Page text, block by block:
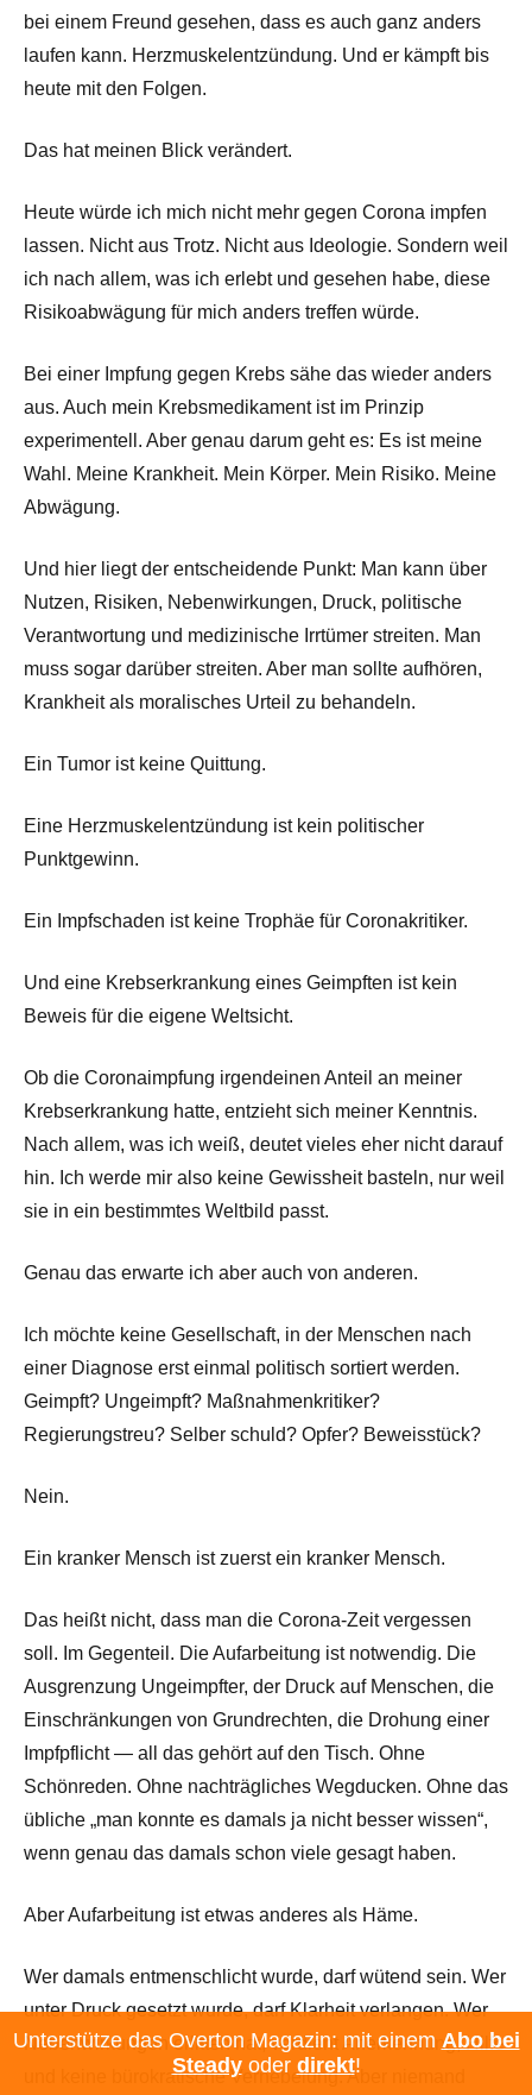
bei einem Freund gesehen, dass es auch ganz anders
laufen kann. Herzmuskelentzündung. Und er kämpft bis
heute mit den Folgen.
Das hat meinen Blick verändert.
Heute würde ich mich nicht mehr gegen Corona impfen
lassen. Nicht aus Trotz. Nicht aus Ideologie. Sondern weil
ich nach allem, was ich erlebt und gesehen habe, diese
Risikoabwägung für mich anders treffen würde.
Bei einer Impfung gegen Krebs sähe das wieder anders
aus. Auch mein Krebsmedikament ist im Prinzip
experimentell. Aber genau darum geht es: Es ist meine
Wahl. Meine Krankheit. Mein Körper. Mein Risiko. Meine
Abwägung.
Und hier liegt der entscheidende Punkt: Man kann über
Nutzen, Risiken, Nebenwirkungen, Druck, politische
Verantwortung und medizinische Irrtümer streiten. Man
muss sogar darüber streiten. Aber man sollte aufhören,
Krankheit als moralisches Urteil zu behandeln.
Ein Tumor ist keine Quittung.
Eine Herzmuskelentzündung ist kein politischer
Punktgewinn.
Ein Impfschaden ist keine Trophäe für Coronakritiker.
Und eine Krebserkrankung eines Geimpften ist kein
Beweis für die eigene Weltsicht.
Ob die Coronaimpfung irgendeinen Anteil an meiner
Krebserkrankung hatte, entzieht sich meiner Kenntnis.
Nach allem, was ich weiß, deutet vieles eher nicht darauf
hin. Ich werde mir also keine Gewissheit basteln, nur weil
sie in ein bestimmtes Weltbild passt.
Genau das erwarte ich aber auch von anderen.
Ich möchte keine Gesellschaft, in der Menschen nach
einer Diagnose erst einmal politisch sortiert werden.
Geimpft? Ungeimpft? Maßnahmenkritiker?
Regierungstreu? Selber schuld? Opfer? Beweisstück?
Nein.
Ein kranker Mensch ist zuerst ein kranker Mensch.
Das heißt nicht, dass man die Corona-Zeit vergessen
soll. Im Gegenteil. Die Aufarbeitung ist notwendig. Die
Ausgrenzung Ungeimpfter, der Druck auf Menschen, die
Einschränkungen von Grundrechten, die Drohung einer
Impfpflicht — all das gehört auf den Tisch. Ohne
Schönreden. Ohne nachträgliches Wegducken. Ohne das
übliche „man konnte es damals ja nicht besser wissen“,
wenn genau das damals schon viele gesagt haben.
Aber Aufarbeitung ist etwas anderes als Häme.
Wer damals entmenschlicht wurde, darf wütend sein. Wer
unter Druck gesetzt wurde, darf Klarheit verlangen. Wer
Nebenwirkungen erlitten hat, verdient Anerkennung, Hilfe
und keine bürokratische Vernebelung. Aber niemand
Unterstütze das Overton Magazin: mit einem Abo bei
Steadyoder direkt!